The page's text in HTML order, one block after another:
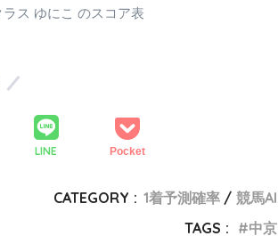
ス ゆにこ のスコア表
LINE Pocket
CATEGORY : 1着予測確率
競馬AI
TAGS :
中京